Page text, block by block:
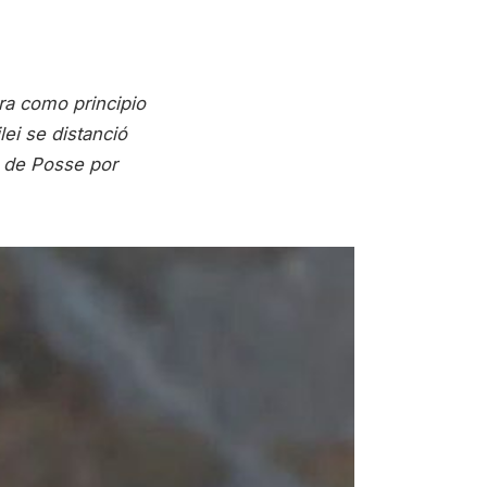
como principio
se distanció
Posse por